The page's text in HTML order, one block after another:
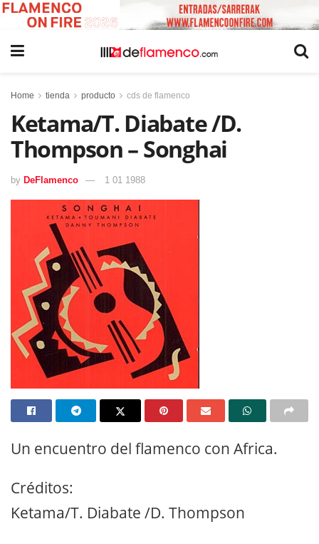
Home tienda producto cds de flamenco
Ketama/T. Diabate /D.
Thompson – Songhai
by DeFlamenco 1 01 1988
Un encuentro del flamenco con Africa.
Créditos:
Ketama/T. Diabate /D. Thompson